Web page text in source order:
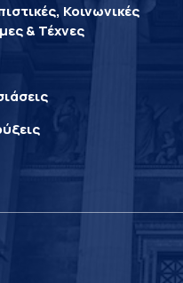
Κοινωνικές
& Τέχνες